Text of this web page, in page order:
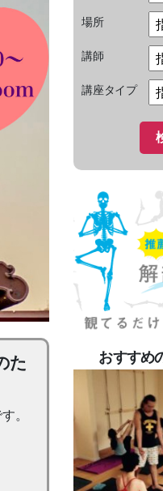
た
。
場所
講師
講座タイプ
おすすめ